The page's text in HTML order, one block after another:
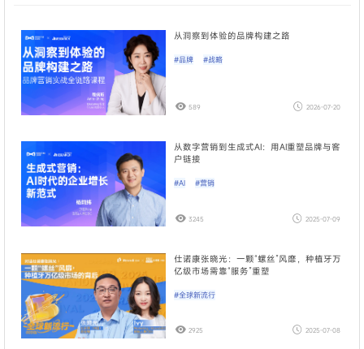
从洞察到体验的品牌构建之路
#品牌 #战略
589 2026-07-20
从数字营销到生成式AI：用AI重塑品牌与客
户链接
#AI #营销
3245 2025-07-09
仕诺康张晓光：一颗“螺丝”风靡，种植牙万
亿级市场需靠“服务”重塑
#全球新流行
2925 2025-07-08